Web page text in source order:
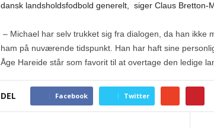
dansk landsholdsfodbold generelt, siger Claus Bretton-
– Michael har selv trukket sig fra dialogen, da han ikke
ham på nuværende tidspunkt. Han har haft sine
Åge Hareide står som favorit til at overtage den ledige
DEL Facebook Twitter